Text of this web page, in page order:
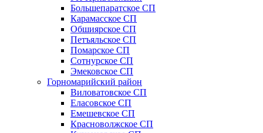
Большепаратское СП
Карамасское СП
Обшиярское СП
Петъяльское СП
Помарское СП
Сотнурское СП
Эмековское СП
Горномарийский район
Виловатовское СП
Еласовское СП
Емешевское СП
Красноволжское СП